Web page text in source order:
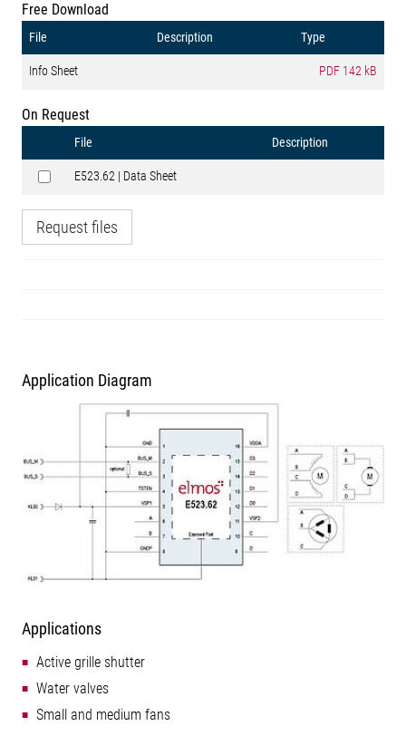
Free Download
File Description Type
Info Sheet PDF 142 kB
On Request
File Description
E523.62 | Data Sheet
Request files
Application Diagram
Applications
Active grille shutter
Water valves
Small and medium fans